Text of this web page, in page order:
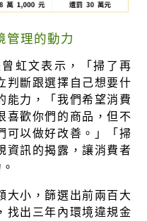
管理的動力
虹文表示，「掃了再
判斷跟選擇自己想要什
能力，「我們希望消費
喜歡你們的商品，但不
可以做好改善。」「掃
資訊的揭露，讓消費者
大小，篩選出前兩百大
找出三年內環境違規金